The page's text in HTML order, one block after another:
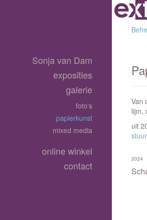
Van
lijm,
uit
2024
Sonja van Dam
exposities
galerie
foto's
papierkunst
mixed media
online winkel
contact